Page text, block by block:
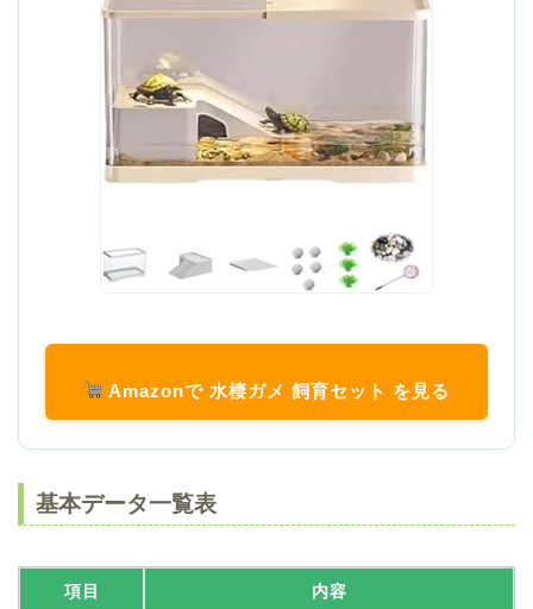
Amazonで 水棲ガメ 飼育セット を見る
基本データ一覧表
項目 内容